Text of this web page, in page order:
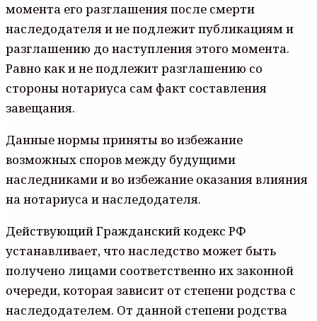
момента его разглашения после смерти
наследодателя и не подлежит публикациям и
разглашению до наступления этого момента.
Равно как и не подлежит разглашению со
стороны нотариуса сам факт составления
завещания.
Данные нормы приняты во избежание
возможных споров между будущими
наследниками и во избежание оказания влияния
на нотариуса и наследодателя.
Действующий Гражданский кодекс РФ
устанавливает, что наследство может быть
получено лицами соответственно их законной
очереди, которая зависит от степени родства с
наследодателем. От данной степени родства